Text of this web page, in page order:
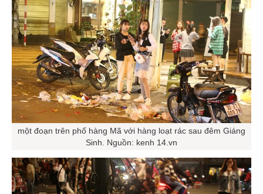
một đoạn trên phố hàng Mã với hàng loạt rác sau đêm Giáng
Sinh. Nguồn: kenh 14.vn